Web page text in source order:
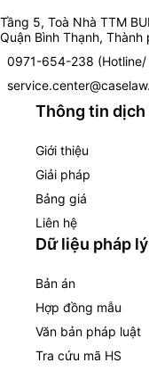
Tầng 5, Toà Nhà TTM
Quận Bình Thạnh, Thành
0971-654-238 (Hotline/
Thông tin dịch
Giới thiệu
Giải pháp
Bảng giá
Liên hệ
Dữ liệu pháp lý
Bản án
Hợp đồng mẫu
Văn bản pháp luật
Tra cứu mã HS